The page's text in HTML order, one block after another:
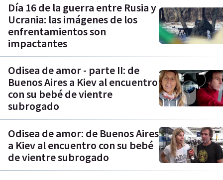
Día 16 de la guerra entre Rusia y
Ucrania: las imágenes de los
enfrentamientos son
impactantes
Odisea de amor - parte II: de
Buenos Aires a Kiev al encuentro
con su bebé de vientre
subrogado
Odisea de amor: de Buenos Aires
a Kiev al encuentro con su bebé
de vientre subrogado